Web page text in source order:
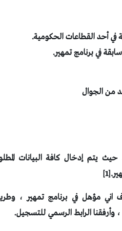
في أحد القطاعات الحكومية.
في برنامج تمهير.
من الجوال
يتم إدخال كافة البيانات
اني مؤهل في برنامج تمهير ،
الرابط الرسمي للتسجيل.